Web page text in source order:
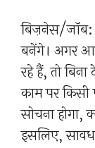
बिज़नेस/
बनेंगे। अगर
रहे हैं, तो
काम पर
सोचना
इसलिए,